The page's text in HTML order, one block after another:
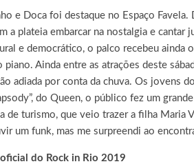
e Doca foi destaque no Espaço
a plateia embarcar na nostalgia e
e democrático, o palco recebeu ainda
Ainda entre as atrações deste
adiada por conta da chuva. Os jovens
do Queen, o público fez um
de turismo, que veio trazer a filha
um funk, mas me surpreendi ao
do Rock in Rio 2019